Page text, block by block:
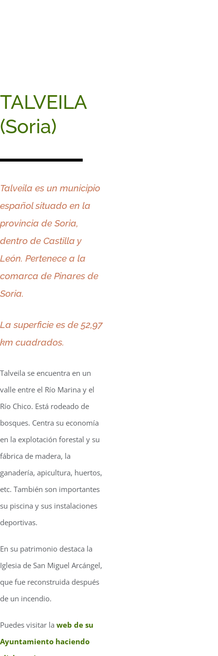
TALVEILA
(Soria)
Talveila es un municipio
español situado en la
provincia de Soria,
dentro de Castilla y
León. Pertenece a la
comarca de Pinares de
Soria.
La superficie es de 52,97
km cuadrados.
Talveila se encuentra en un
valle entre el Río Marina y el
Río Chico. Está rodeado de
bosques. Centra su economía
en la explotación forestal y su
fábrica de madera, la
ganadería, apicultura, huertos,
etc. También son importantes
su piscina y sus instalaciones
deportivas.
En su patrimonio destaca la
Iglesia de San Miguel Arcángel,
que fue reconstruida después
de un incendio.
Puedes visitar la web de su
Ayuntamiento haciendo